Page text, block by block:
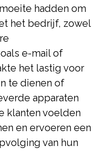
hadden om
het bedrijf, zowel
e-mail of
het lastig voor
te dienen of
apparaten
klanten voelden
en ervoeren een
van hun